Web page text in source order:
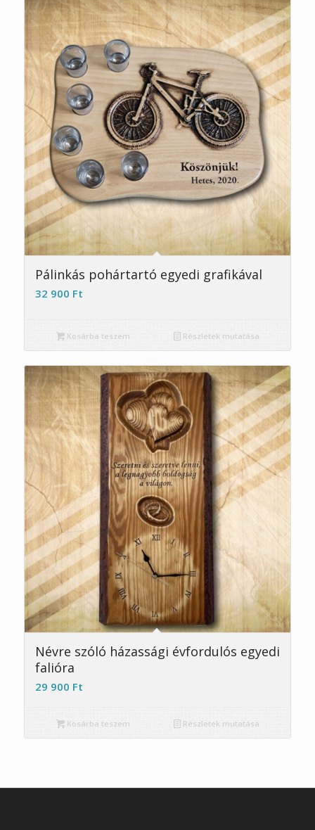
5.00
Pálinkás pohártartó egyedi grafikával
32 900 Ft
Kosárba teszem Részletek mutatása
4.91
Névre szóló házassági évfordulós egyedi
falióra
29 900 Ft
Kosárba teszem Részletek mutatása